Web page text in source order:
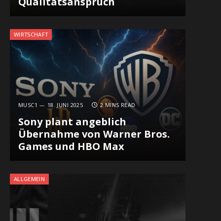
WIRTSCHAFT
MUSC1 18. JUNI 2025 2 MINS READ
Sony plant angeblich
Übernahme von Warner Bros.
Games und HBO Max
ALLGEMEIN